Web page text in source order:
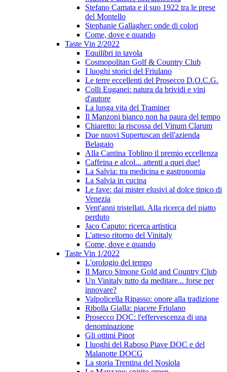
Stefano Camata e il suo 1922 tra le prese
del Montello
Stephanie Gallagher: onde di colori
Come, dove e quando
Taste Vin 2/2022
Equilibri in tavola
Cosmopolitan Golf & Country Club
I luoghi storici del Friulano
Le terre eccellenti del Prosecco D.O.C.G.
Colli Euganei: natura da brividi e vini
d'autore
La lunga vita del Traminer
Il Manzoni bianco non ha paura del tempo
Chiaretto: la riscossa del Vinum Clarum
Due nuovi Supertuscan dell'azienda
Belagaio
Alla Cantina Toblino il premio eccellenza
Caffeina e alcol... attenti a quei due!
La Salvia: tra medicina e gastronomia
La Salvia in cucina
Le fave: dai mister elusivi al dolce tipico di
Venezia
Vent'anni tristellati. Alla ricerca del piatto
perduto
Jaco Caputo: ricerca artistica
L'atteso ritorno del Vinitaly
Come, dove e quando
Taste Vin 1/2022
L'orologio del tempo
Il Marco Simone Gold and Country Club
Un Vinitaly tutto da meditare... forse per
innovare?
Valpolicella Ripasso: onore alla tradizione
Ribolla Gialla: piacere Friulano
Prosecco DOC: l'effervescenza di una
denominazione
Gli ottimi Pinot
I luoghi del Raboso Piave DOC e del
Malanotte DOCG
La storia Trentina del Nosiola